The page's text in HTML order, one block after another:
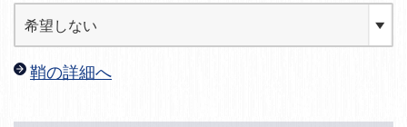
鞘の詳細へ